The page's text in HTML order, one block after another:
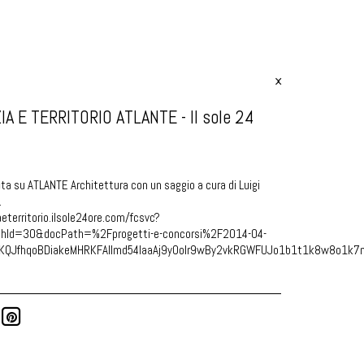
E TERRITORIO ATLANTE - Il sole 24
su ATLANTE Architettura con un saggio a cura di Luigi
fcsvc?
e-concorsi%2F2014-04-